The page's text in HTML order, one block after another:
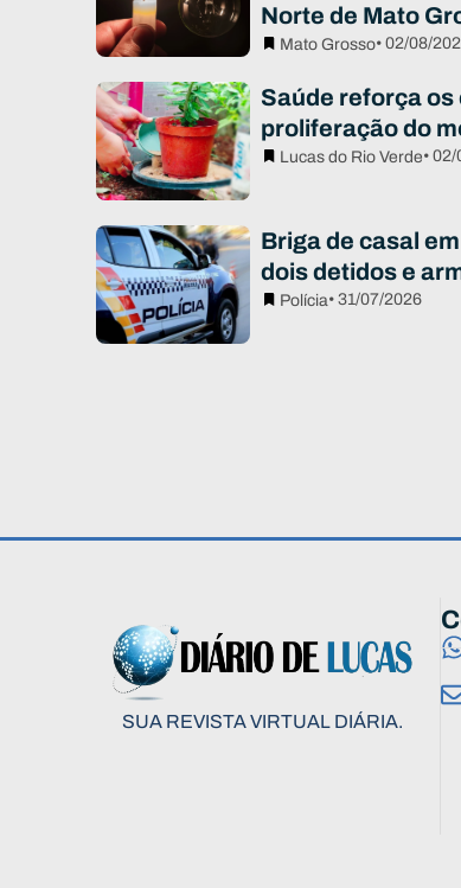
Norte de Mato
Mato Grosso• 02/08/
Saúde reforça
proliferação do
Lucas do Rio Verde•
Briga de casal
dois detidos e
Polícia• 31/07/2026
SUA REVISTA VIRTUAL DIÁRIA.